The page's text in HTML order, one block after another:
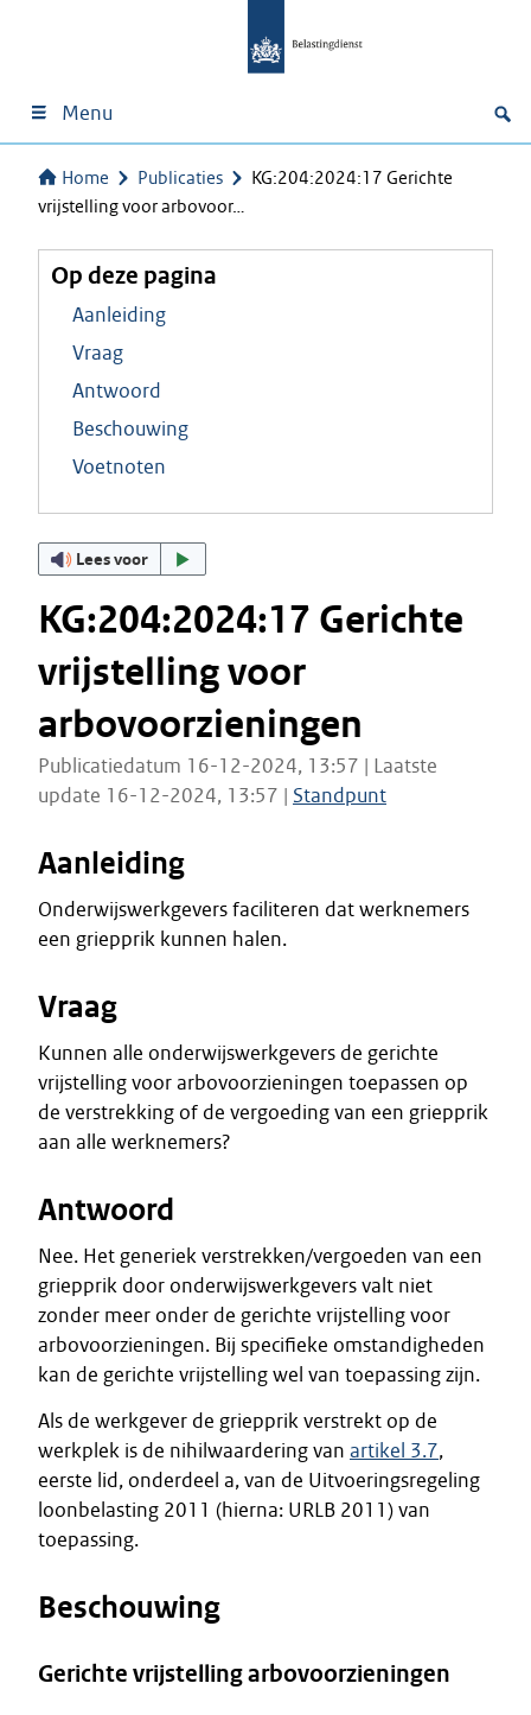
Menu
Home Publicaties
KG:204:2024:17 Gerichte
vrijstelling voor arbovoor…
Op deze pagina
Aanleiding
Vraag
Antwoord
Beschouwing
Voetnoten
Lees voor
KG:204:2024:17 Gerichte
vrijstelling voor
arbovoorzieningen
Publicatiedatum 16-12-2024, 13:57 | Laatste
update 16-12-2024, 13:57 | Standpunt
Aanleiding
Onderwijswerkgevers faciliteren dat werknemers
een griepprik kunnen halen.
Vraag
Kunnen alle onderwijswerkgevers de gerichte
vrijstelling voor arbovoorzieningen toepassen op
de verstrekking of de vergoeding van een griepprik
aan alle werknemers?
Antwoord
Nee. Het generiek verstrekken/vergoeden van een
griepprik door onderwijswerkgevers valt niet
zonder meer onder de gerichte vrijstelling voor
arbovoorzieningen. Bij specifieke omstandigheden
kan de gerichte vrijstelling wel van toepassing zijn.
Als de werkgever de griepprik verstrekt op de
werkplek is de nihilwaardering van artikel 3.7,
eerste lid, onderdeel a, van de Uitvoeringsregeling
loonbelasting 2011 (hierna: URLB 2011) van
toepassing.
Beschouwing
Gerichte vrijstelling arbovoorzieningen